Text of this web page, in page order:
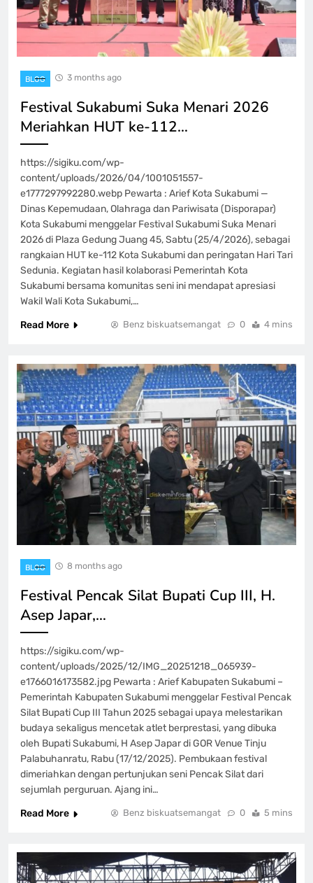
BLOG 3 months ago
Festival Sukabumi Suka Menari 2026
Meriahkan HUT ke-112…
https://sigiku.com/wp-
content/uploads/2026/04/1001051557-
e1777297992280.webp Pewarta : Arief Kota Sukabumi —
Dinas Kepemudaan, Olahraga dan Pariwisata (Disporapar)
Kota Sukabumi menggelar Festival Sukabumi Suka Menari
2026 di Plaza Gedung Juang 45, Sabtu (25/4/2026), sebagai
rangkaian HUT ke-112 Kota Sukabumi dan peringatan Hari Tari
Sedunia. Kegiatan hasil kolaborasi Pemerintah Kota
Sukabumi bersama komunitas seni ini mendapat apresiasi
Wakil Wali Kota Sukabumi,…
Read More
Benz biskuatsemangat 0 4 mins
BLOG 8 months ago
Festival Pencak Silat Bupati Cup III, H.
Asep Japar,…
https://sigiku.com/wp-
content/uploads/2025/12/IMG_20251218_065939-
e1766016173582.jpg Pewarta : Arief Kabupaten Sukabumi –
Pemerintah Kabupaten Sukabumi menggelar Festival Pencak
Silat Bupati Cup III Tahun 2025 sebagai upaya melestarikan
budaya sekaligus mencetak atlet berprestasi, yang dibuka
oleh Bupati Sukabumi, H Asep Japar di GOR Venue Tinju
Palabuhanratu, Rabu (17/12/2025). Pembukaan festival
dimeriahkan dengan pertunjukan seni Pencak Silat dari
sejumlah perguruan. Ajang ini…
Read More
Benz biskuatsemangat 0 5 mins